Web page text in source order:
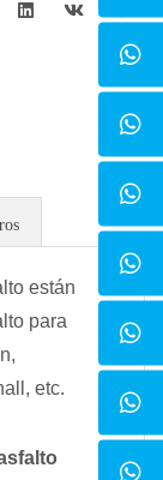
están
para
etc.